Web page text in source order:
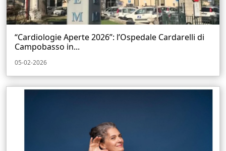
“Cardiologie Aperte 2026”: l’Ospedale Cardarelli di
Campobasso in...
05-02-2026